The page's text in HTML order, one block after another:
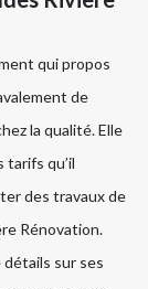
qui propos
de
la qualité. Elle
qu’il
des travaux de
Rénovation.
sur ses